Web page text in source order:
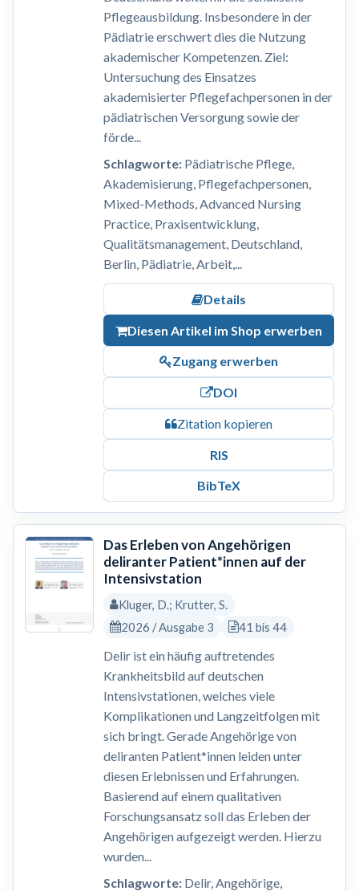
Pflegeausbildung. Insbesondere in der
Pädiatrie erschwert dies die Nutzung
akademischer Kompetenzen. Ziel:
Untersuchung des Einsatzes
akademisierter Pflegefachpersonen in der
pädiatrischen Versorgung sowie der
förde...
Schlagworte:Pädiatrische Pflege,
Akademisierung, Pflegefachpersonen,
Mixed-Methods, Advanced Nursing
Practice, Praxisentwicklung,
Qualitätsmanagement, Deutschland,
Berlin, Pädiatrie, Arbeit,...
Details
Diesen Artikel im Shop erwerben
Zugang erwerben
DOI
Zitation kopieren
RIS
BibTeX
Das Erleben von Angehörigen
deliranter Patient*innen auf der
Intensivstation
Kluger, D.; Krutter, S.
2026 / Ausgabe 3
41 bis 44
Delir ist ein häufig auftretendes
Krankheitsbild auf deutschen
Intensivstationen, welches viele
Komplikationen und Langzeitfolgen mit
sich bringt. Gerade Angehörige von
deliranten Patient*innen leiden unter
diesen Erlebnissen und Erfahrungen.
Basierend auf einem qualitativen
Forschungsansatz soll das Erleben der
Angehörigen aufgezeigt werden. Hierzu
wurden...
Schlagworte:Delir, Angehörige,